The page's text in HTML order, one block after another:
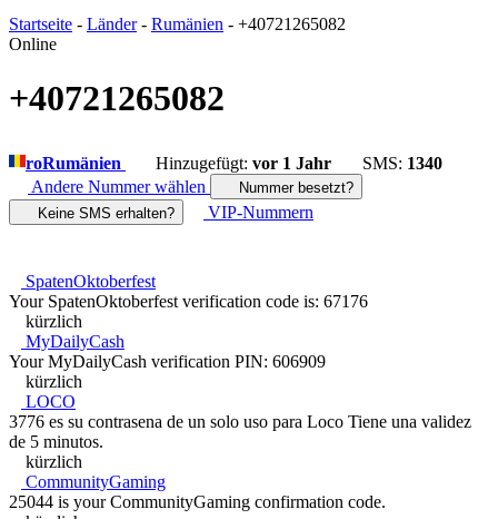
Startseite - Länder- Rumänien - +40721265082
Online
+40721265082
roRumänien Hinzugefügt: vor 1 Jahr SMS: 1340
Andere Nummer wählen
Nummer besetzt?
Keine SMS erhalten?
VIP-Nummern
SpatenOktoberfest
Your SpatenOktoberfest verification code is: 67176
kürzlich
MyDailyCash
Your MyDailyCash verification PIN: 606909
kürzlich
LOCO
3776 es su contrasena de un solo uso para Loco Tiene una validez
de 5 minutos.
kürzlich
CommunityGaming
25044 is your CommunityGaming confirmation code.